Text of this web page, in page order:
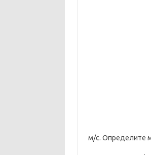
м/с. Определите